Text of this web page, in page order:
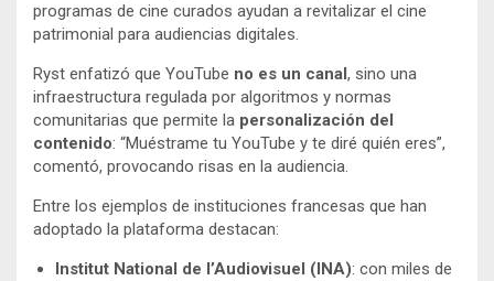
programas de cine curados ayudan a revitalizar el cine
patrimonial para audiencias digitales.
Ryst enfatizó que YouTube no es un canal , sino una
infraestructura regulada por algoritmos y normas
comunitarias que permite la personalización del
contenido: “Muéstrame tu YouTube y te diré quién eres”,
comentó, provocando risas en la audiencia.
Entre los ejemplos de instituciones francesas que han
adoptado la plataforma destacan:
Institut National de l’Audiovisuel (INA): con miles de